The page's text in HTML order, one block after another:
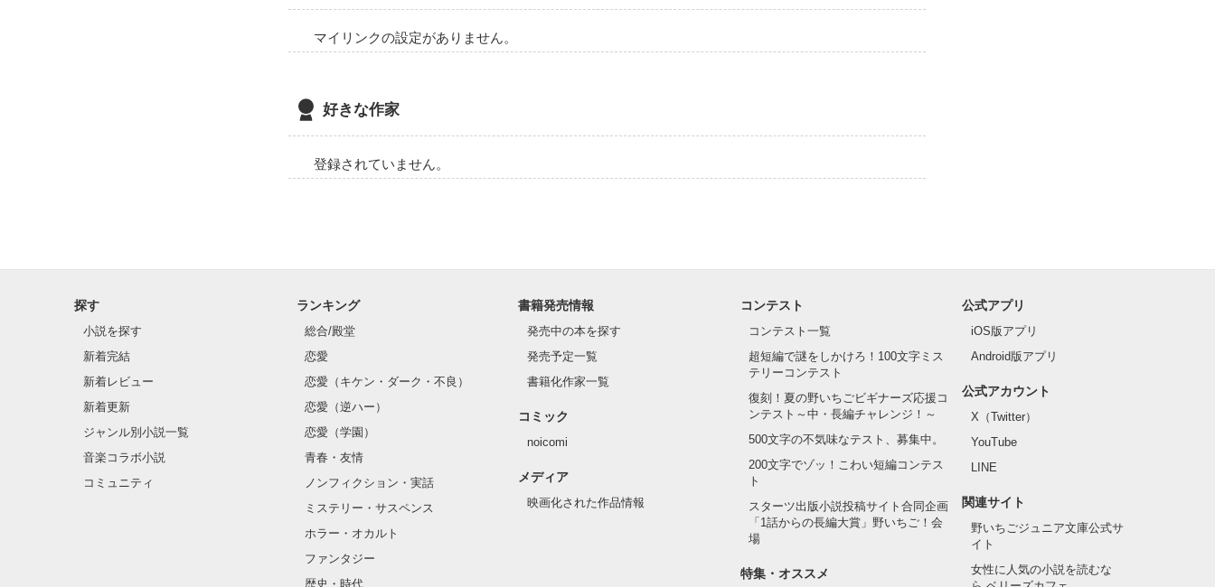
マイリンクの設定がありません。
好きな作家
登録されていません。
探す
小説を探す
新着完結
新着レビュー
新着更新
ジャンル別小説一覧
音楽コラボ小説
コミュニティ
ランキング
総合/殿堂
恋愛
恋愛（キケン・ダーク・不良）
恋愛（逆ハー）
恋愛（学園）
青春・友情
ノンフィクション・実話
ミステリー・サスペンス
ホラー・オカルト
ファンタジー
歴史・時代
書籍発売情報
発売中の本を探す
発売予定一覧
書籍化作家一覧
コミック
noicomi
メディア
映画化された作品情報
コンテスト
コンテスト一覧
超短編で謎をしかけろ！100文字ミス
テリーコンテスト
復刻！夏の野いちごビギナーズ応援コ
ンテスト～中・長編チャレンジ！～
500文字の不気味なテスト、募集中。
200文字でゾッ！こわい短編コンテス
ト
スターツ出版小説投稿サイト合同企画
「1話からの長編大賞」野いちご！会
場
特集・オススメ
公式アプリ
iOS版アプリ
Android版アプリ
公式アカウント
X（Twitter）
YouTube
LINE
関連サイト
野いちごジュニア文庫公式サ
イト
女性に人気の小説を読むな